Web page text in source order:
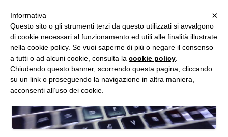
Vai
al
contenuto
Studio d'Informatica Forense
Perizie Informatiche Forensi, CTP e CTU in Processi Civili e Penali
MENU ×
Informativa
Questo sito o gli strumenti terzi da questo utilizzati si avvalgono
di cookie necessari al funzionamento ed utili alle finalità illustrate
nella cookie policy. Se vuoi saperne di più o negare il consenso
a tutti o ad alcuni cookie, consulta la cookie policy
Chiudendo questo banner, scorrendo questa pagina, cliccando
su un link o proseguendo la navigazione in altra maniera,
acconsenti all’uso dei cookie.